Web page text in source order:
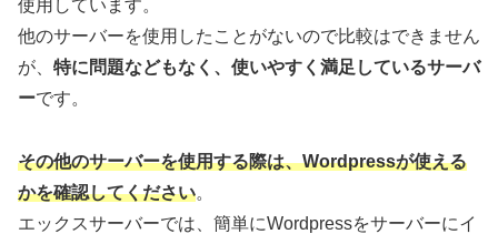
使用しています。
他のサーバーを使用したことがないので比較はできません
が、 特に問題などもなく、使いやすく満足しているサーバ
ーです。
その他のサーバーを使用する際は、Wordpressが使える
かを確認してください。
エックスサーバーでは、簡単にWordpressをサーバーにイ